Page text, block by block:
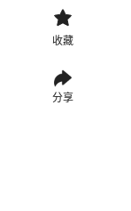
收藏
分享